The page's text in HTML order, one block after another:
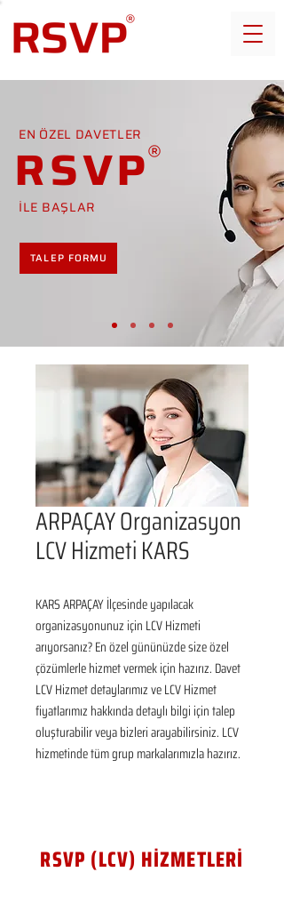
EN ÖZEL DAVETLER
RSVP
İLE BAŞLAR
TALEP FORMU
ARPAÇAY Organizasyon
LCV Hizmeti KARS
KARS ARPAÇAY İlçesinde yapılacak
organizasyonunuz için LCV Hizmeti
arıyorsanız? En özel gününüzde size özel
çözümlerle hizmet vermek için hazırız. Davet
LCV Hizmet detaylarımız ve LCV Hizmet
fiyatlarımız hakkında detaylı bilgi için talep
oluşturabilir veya bizleri arayabilirsiniz. LCV
hizmetinde tüm grup markalarımızla hazırız.
RSVP (LCV) HİZMETLERİ